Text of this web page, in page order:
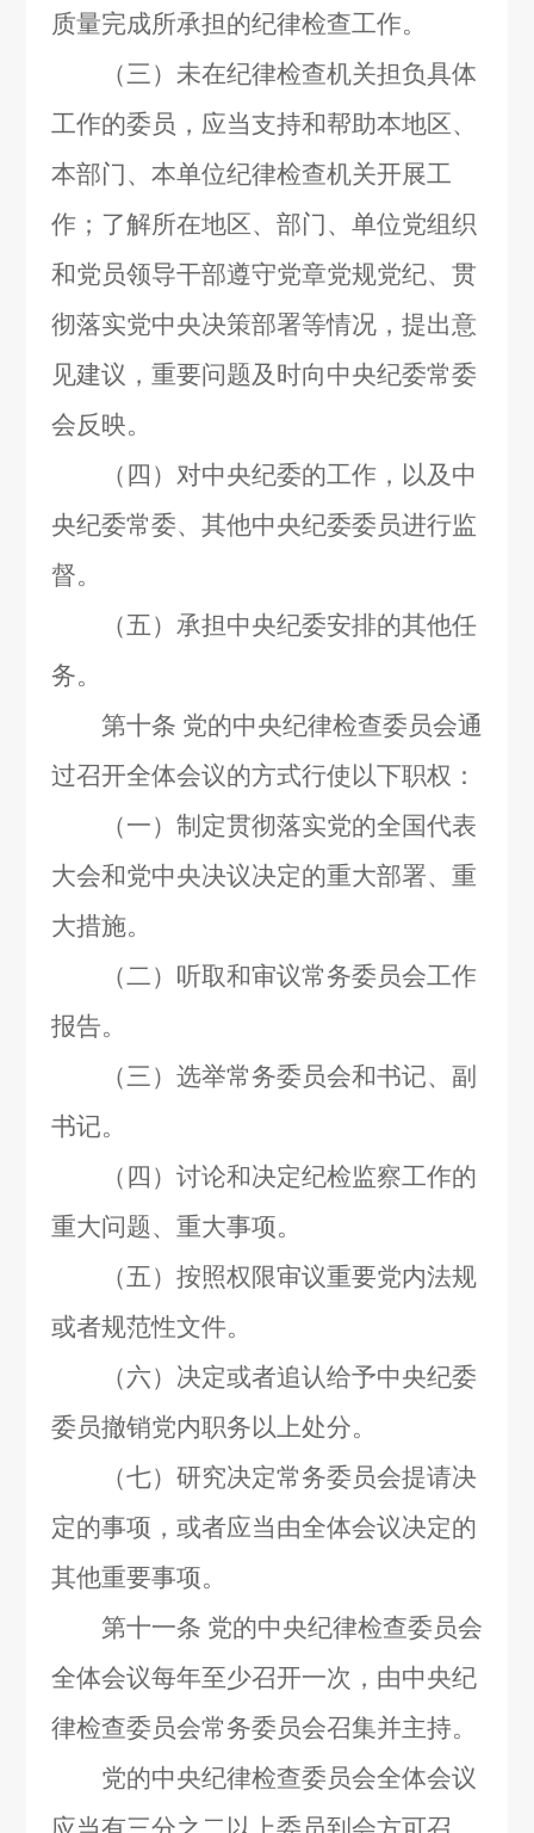
质量完成所承担的纪律检查工作。
（三）未在纪律检查机关担负具体
工作的委员，应当支持和帮助本地区、
本部门、本单位纪律检查机关开展工
作；了解所在地区、部门、单位党组织
和党员领导干部遵守党章党规党纪、贯
彻落实党中央决策部署等情况，提出意
见建议，重要问题及时向中央纪委常委
会反映。
（四）对中央纪委的工作，以及中
央纪委常委、其他中央纪委委员进行监
督。
（五）承担中央纪委安排的其他任
务。
第十条 党的中央纪律检查委员会通
过召开全体会议的方式行使以下职权：
（一）制定贯彻落实党的全国代表
大会和党中央决议决定的重大部署、重
大措施。
（二）听取和审议常务委员会工作
报告。
（三）选举常务委员会和书记、副
书记。
（四）讨论和决定纪检监察工作的
重大问题、重大事项。
（五）按照权限审议重要党内法规
或者规范性文件。
（六）决定或者追认给予中央纪委
委员撤销党内职务以上处分。
（七）研究决定常务委员会提请决
定的事项，或者应当由全体会议决定的
其他重要事项。
第十一条 党的中央纪律检查委员会
全体会议每年至少召开一次，由中央纪
律检查委员会常务委员会召集并主持。
党的中央纪律检查委员会全体会议